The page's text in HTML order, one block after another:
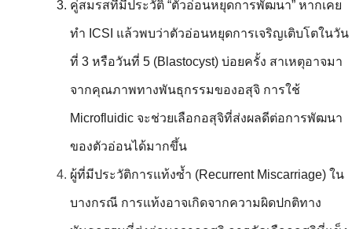
คู่สมรสที่มีประวัติ “ตัวอ่อนหยุดการพัฒนา” หากเคย
ทำ ICSI แล้วพบว่าตัวอ่อนหยุดการเจริญเติบโตในวัน
ที่ 3 หรือวันที่ 5 (Blastocyst) บ่อยครั้ง สาเหตุอาจมา
จากคุณภาพทางพันธุกรรมของอสุจิ การใช้
Microfluidic จะช่วยเลือกอสุจิที่ส่งผลดีต่อการพัฒนา
ของตัวอ่อนได้มากขึ้น
ผู้ที่มีประวัติการแท้งซ้ำ (Recurrent Miscarriage) ใน
บางกรณี การแท้งอาจเกิดจากความผิดปกติทาง